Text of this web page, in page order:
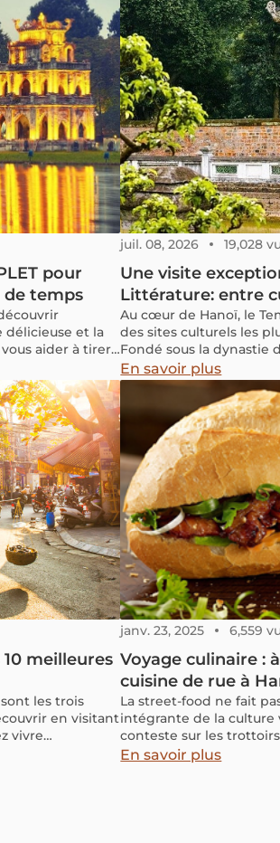
pour
temps
délicieuse et la
aider à tirer
blog a
qui
Prêt à
?
juil. 08, 2026 19,028
Une visite
Littérature: entre
Au cœur de Hanoï, le
des sites culturels les
Fondé sous la dynastie
l’histoire de
concours impériaux au Vietnam.
de travailler dans ce
à la fois pratique et
son histoire, son
l’identité de Hanoï.
En savoir plus
meilleures
les trois
en visitant
vivre
ne manquez
janv. 23, 2025 6,559
Voyage culinaire :
cuisine de rue à
La street-food ne fait
intégrante de la culture
conteste sur les
meilleurs plats
En savoir plus